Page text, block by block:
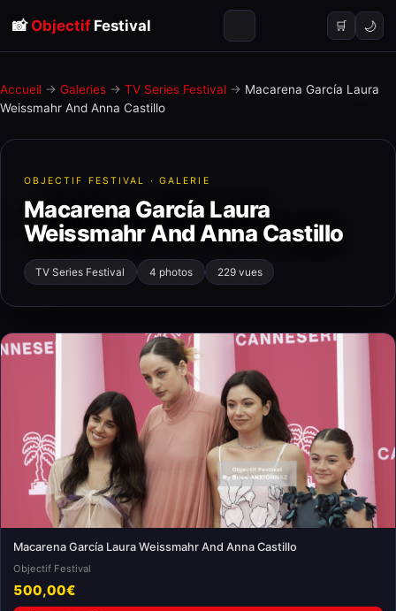
📸 ObjectifFestival 🛒 🌙
Accueil → Galeries → TV Series Festival → Macarena García Laura
Weissmahr And Anna Castillo
OBJECTIF FESTIVAL · GALERIE
Macarena García Laura
Weissmahr And Anna Castillo
TV Series Festival 4 photos 229 vues
Macarena García Laura Weissmahr And Anna Castillo
Objectif Festival
500,00€